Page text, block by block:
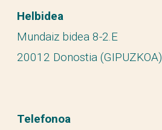
Helbidea
Mundaiz bidea 8-2.E
20012 Donostia (GIPUZKOA)
Telefonoa